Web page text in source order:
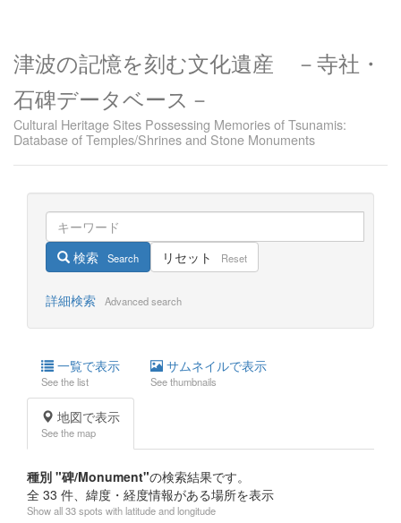
津波の記憶を刻む文化遺産 －寺社・
石碑データベース－
Cultural Heritage Sites Possessing Memories of Tsunamis:
Database of Temples/Shrines and Stone Monuments
検索 Search リセット Reset
詳細検索 Advanced search
一覧で表示
See the list
サムネイルで表示
See thumbnails
地図で表示
See the map
種別 "碑/Monument"の検索結果です。
全 33 件、緯度・経度情報がある場所を表示
Show all 33 spots with latitude and longitude